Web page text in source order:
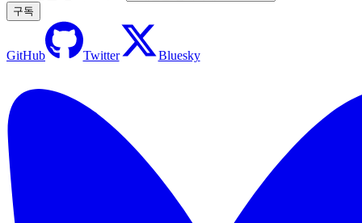
구독
GitHub Twitter Bluesky